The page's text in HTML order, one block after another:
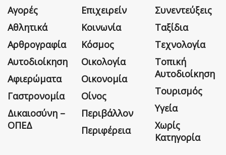
Αγορές
Αθλητικά
Αρθρογραφία
Αυτοδιοίκηση
Αφιερώματα
Γαστρονομία
Δικαιοσύνη –
ΟΠΕΔ
Επιχειρείν
Κοινωνία
Κόσμος
Οικολογία
Οικονομία
Οίνος
Περιβάλλον
Περιφέρεια
Συνεντεύξεις
Ταξίδια
Τεχνολογία
Τοπική
Αυτοδιοίκηση
Τουρισμός
Υγεία
Χωρίς
Κατηγορία